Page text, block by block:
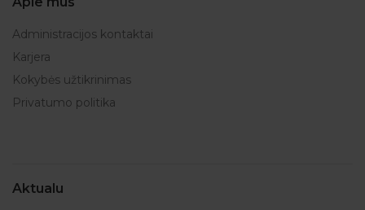
Administracijos kontaktai
Karjera
Kokybės užtikrinimas
Privatumo politika
Aktualu